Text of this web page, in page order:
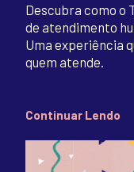
Descubra como o
de atendimento
Uma experiência
quem atende.
Continuar Lendo